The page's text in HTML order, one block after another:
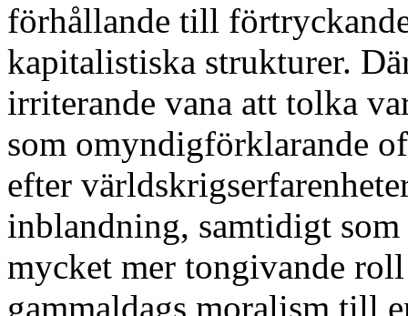
förhållande till
kapitalistiska strukturer.
irriterande vana att tolka
som omyndigförklarande
efter
inblandning, samtidigt
mycket mer tongivande
gammaldags moralism till